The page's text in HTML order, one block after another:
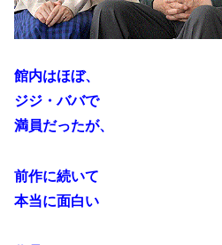
館内はほぼ、
ジジ・ババで
満員だったが、
前作に続いて
本当に面白い